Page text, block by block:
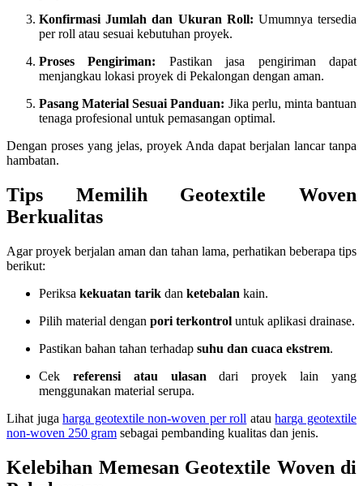
Konfirmasi Jumlah dan Ukuran Roll: Umumnya tersedia
per roll atau sesuai kebutuhan proyek.
Proses Pengiriman: Pastikan jasa pengiriman dapat
menjangkau lokasi proyek di Pekalongan dengan aman.
Pasang Material Sesuai Panduan: Jika perlu, minta bantuan
tenaga profesional untuk pemasangan optimal.
Dengan proses yang jelas, proyek Anda dapat berjalan lancar tanpa
hambatan.
Tips Memilih Geotextile Woven
Berkualitas
Agar proyek berjalan aman dan tahan lama, perhatikan beberapa tips
berikut:
Periksa kekuatan tarik dan ketebalan kain.
Pilih material dengan pori terkontrol untuk aplikasi drainase.
Pastikan bahan tahan terhadap suhu dan cuaca ekstrem.
Cek referensi atau ulasan dari proyek lain yang
menggunakan material serupa.
Lihat jugaharga geotextile non-woven per roll atauharga geotextile
non-woven 250 gram sebagai pembanding kualitas dan jenis.
Kelebihan Memesan Geotextile Woven di